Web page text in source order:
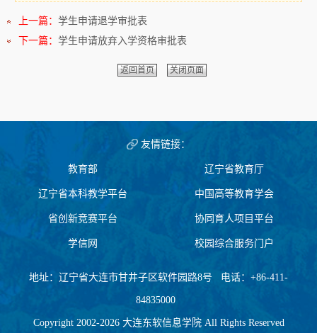
上一篇： 学生申请退学审批表
下一篇： 学生申请放弃入学资格审批表
返回首页 关闭页面
友情链接：
教育部 辽宁省教育厅
辽宁省本科教学平台 中国高等教育学会
省创新竞赛平台 协同育人项目平台
学信网 校园综合服务门户
地址：辽宁省大连市甘井子区软件园路8号 电话：+86-411-
84835000
Copyright 2002-2026 大连东软信息学院 All Rights Reserved